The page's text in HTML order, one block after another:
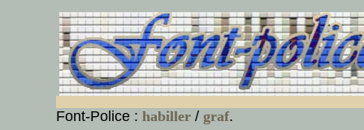
Font-Police : habiller/ graf.